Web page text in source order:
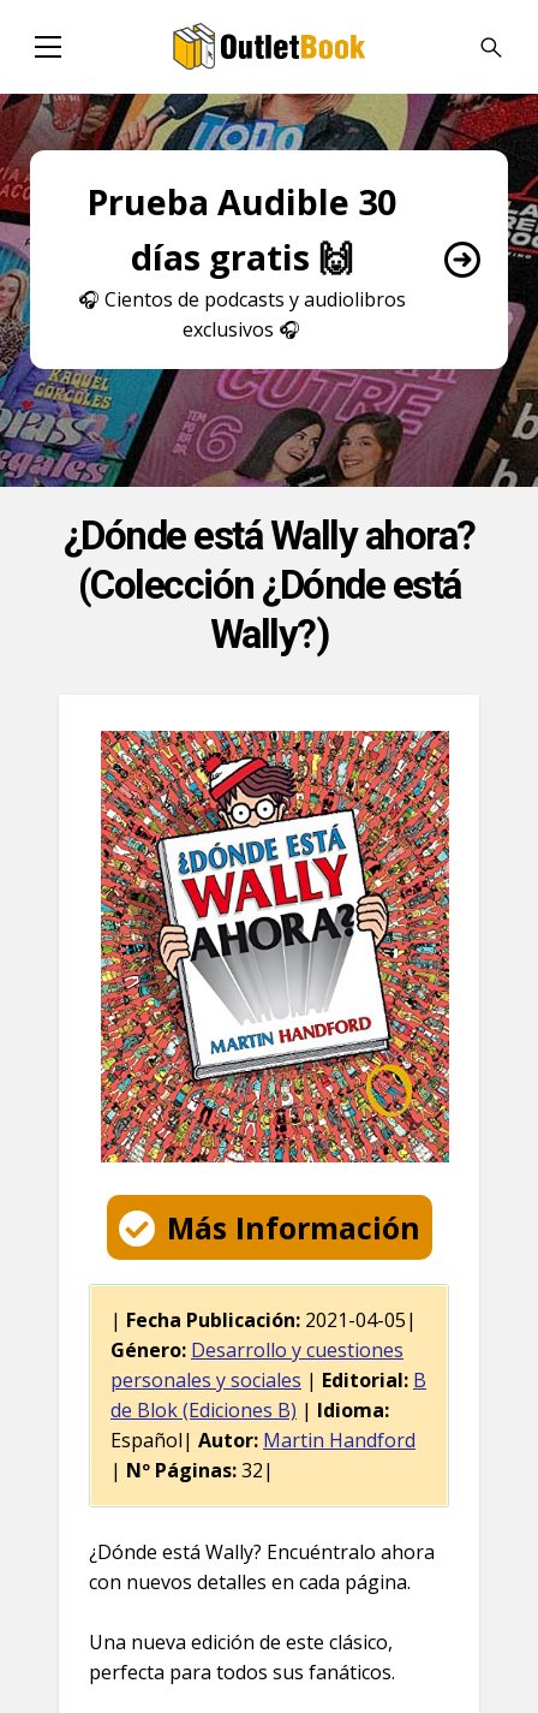
Prueba Audible 30
días gratis 🙌
🎧 Cientos de podcasts y audiolibros
exclusivos 🎧
¿Dónde está Wally ahora?
(Colección ¿Dónde está
Wally?)
Más Información
| Fecha Publicación: 2021-04-05|
Género: Desarrollo y cuestiones
personales y sociales | Editorial: B
de Blok (Ediciones B) | Idioma:
Español| Autor: Martin Handford
| Nº Páginas:32|
¿Dónde está Wally? Encuéntralo ahora
con nuevos detalles en cada página.
Una nueva edición de este clásico,
perfecta para todos sus fanáticos.